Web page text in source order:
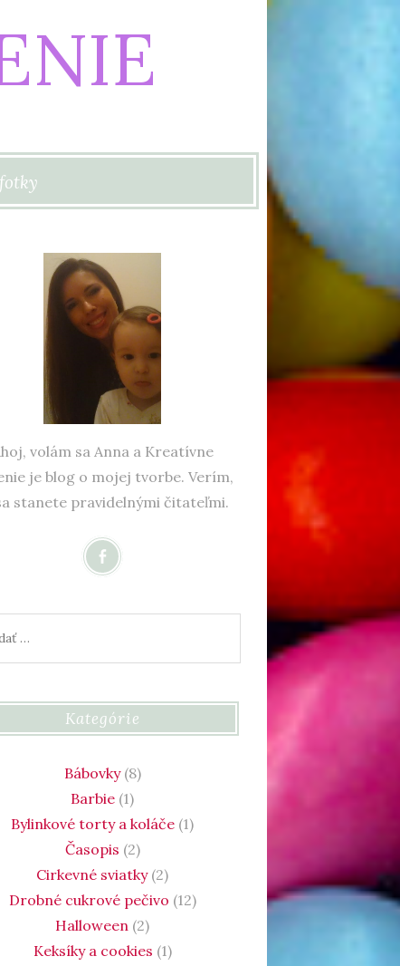
volám sa Anna a Kreatívne
je blog o mojej tvorbe. Verím,
stanete pravidelnými čitateľmi.
Kategórie
Bábovky(8)
Barbie (1)
Bylinkové torty a koláče (1)
Časopis (2)
Cirkevné sviatky(2)
Drobné cukrové pečivo (12)
Halloween (2)
Keksíky a cookies (1)